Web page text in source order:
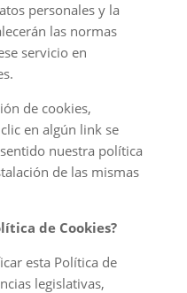
personales y la
las normas
servicio en
de cookies,
en algún link se
nuestra política
de las mismas
de Cookies?
esta Política de
legislativas,